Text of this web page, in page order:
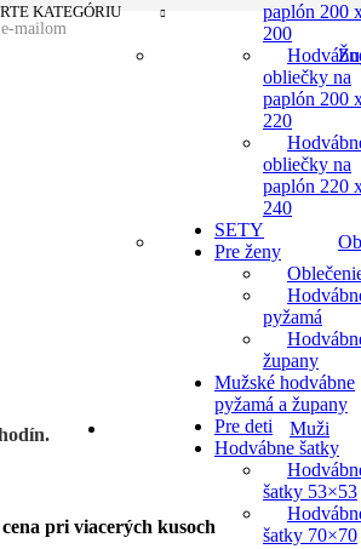
Muži
KATEGÓRIU
paplón 200
200
obliečky na
paplón 200
220
obliečky na
paplón 220
240
SETY
Pre ženy
pyžamá
župany
Mužské hodvábne
pyžamá a župany
Pre deti
Hodvábne šatky
šatky 53×53
šatky 70×70
mailom
pri viacerých kusoch